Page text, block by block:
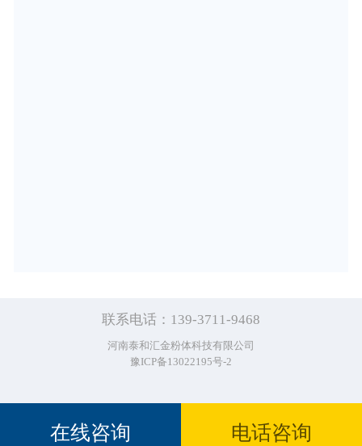
联系电话：139-3711-9468
河南泰和汇金粉体科技有限公司
豫ICP备13022195号-2
在线咨询 电话咨询